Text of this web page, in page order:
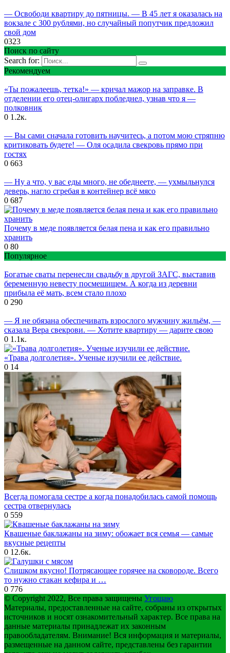
— Освободи квартиру до пятницы. — В 45 лет я оказалась на
вокзале с 300 рублями, но случайный попутчик предложил
свой дом
0323
Поиск по сайту
Search for:
Рекомендуем
«Ты пожалеешь, тетка!» — кричал мажор на заправке. В
отделении его отец-олигарх побледнел, узнав что я —
полковник
0 1.2к.
— Вы сами сначала готовить научитесь, а потом мою стряпню
критиковать будете! — Оля осадила свекровь прямо при
гостях
0 663
— Ну а что, у вас еды много, не обеднеете, — ухмыльнулся
деверь, нагло сгребая в контейнер всё мясо
0 687
Почему в меде появляется белая пена и как его правильно
хранить
0 80
Популярное
Богатые сваты перенесли свадьбу в другой ЗАГС, выставив
беременную невесту посмешищем. А когда из деревни
прибыла её мать, всем стало плохо
0 290
— Я не обязана обеспечивать взрослого мужчину жильём, —
сказала Вера свекрови. — Хотите квартиру — дарите свою
0 1.1к.
«Трава долголетия». Ученые изучили ее действие.
0 14
Всегда помогала сестре а когда понадобилась самой помощь
сестра отвернулась
0 559
Квашеные баклажаны на зиму: обожает вся семья — самые
вкусные рецепты
0 12.6к.
Слишком вкусно! Потрясающее горячее на сковороде. Всего
то нужно стакан кефира и …
0 776
© Copyright 2022, Все права защищены Угощаю
Материалы, предоставленные на сайте, собраны из открытых
источников и носят ознакомительный характер. Все права на
данные материалы принадлежат их законным
правообладателям. Внимание! Вся информация и материалы,
размещенные на данном сайте, представлены без гарантии